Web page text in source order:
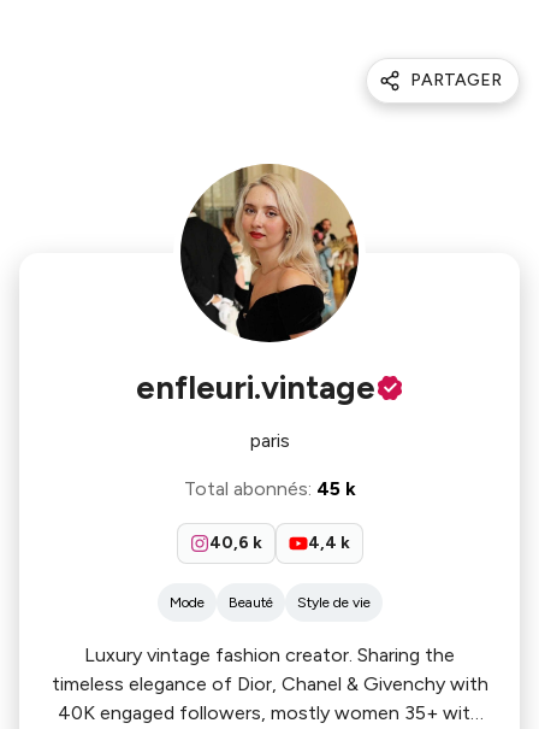
PARTAGER
enfleuri.vintage
paris
Total abonnés: 45 k
40,6 k 4,4 k
Mode Beauté Style de vie
Luxury vintage fashion creator. Sharing the
timeless elegance of Dior, Chanel & Givenchy with
40K engaged followers, mostly women 35+ with